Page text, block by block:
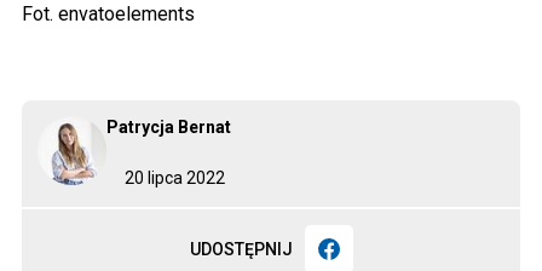
20 lipca 2022
Patrycja Bernat
UDOSTĘPNIJ
Fot. envatoelements